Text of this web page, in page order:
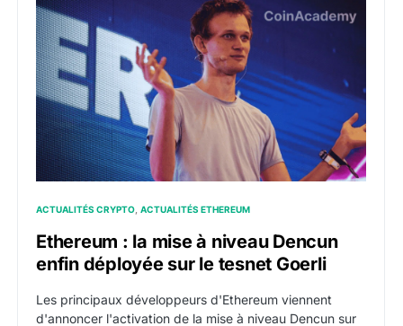
Ethereum : la mise à niveau Dencun enfin déployée
ACTUALITÉS CRYPTO ACTUALITÉS ETHEREUM
Ethereum : la mise à niveau Dencun
enfin déployée sur le tesnet Goerli
Les principaux développeurs d'Ethereum viennent
d'annoncer l'activation de la mise à niveau Dencun sur